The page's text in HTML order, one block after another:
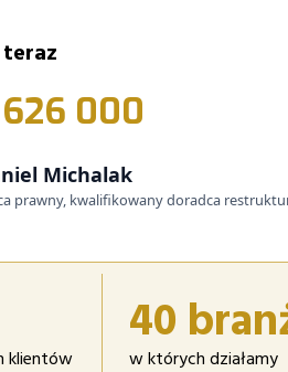
000
Michalak
prawny, kwalifikowany doradca
klientów
40
w których działamy